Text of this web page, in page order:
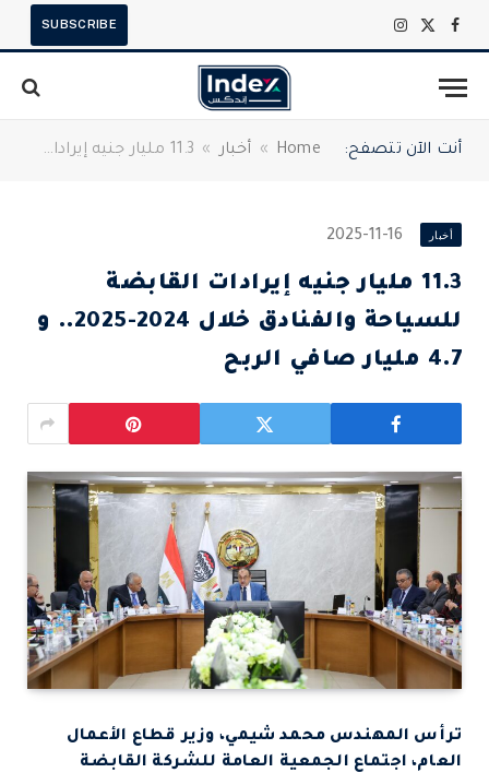
فيسبوك
X
الانستغرام
SUBSCRIBE
أنت الآن تتصفح: Home
» أخبار » 11.3 مليار جنيه إيرادات القابضة للسياحة والفنادق خلال 2024-2025.. و 4.7 مليار صافي الربح
أخبار 2025-11-16
11.3 مليار جنيه إيرادات القابضة
للسياحة والفنادق خلال 2024-2025.. و
4.7 مليار صافي الربح
ترأس المهندس محمد شيمي، وزير قطاع الأعمال
العام، اجتماع الجمعية العامة للشركة القابضة